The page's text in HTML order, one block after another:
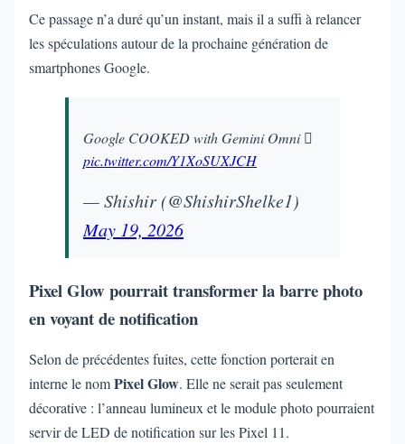
Ce passage n’a duré qu’un instant, mais il a suffi à relancer
les spéculations autour de la prochaine génération de
smartphones Google.
Google COOKED with Gemini Omni 🫪
pic.twitter.com/Y1XoSUXJCH
— Shishir (@ShishirShelke1)
May 19, 2026
Pixel Glow pourrait transformer la barre photo
en voyant de notification
Selon de précédentes fuites, cette fonction porterait en
interne le nomPixel Glow. Elle ne serait pas seulement
décorative : l’anneau lumineux et le module photo pourraient
servir de LED de notification sur les Pixel 11.